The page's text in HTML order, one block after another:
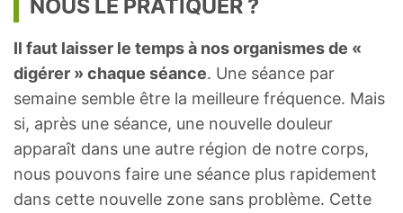
NOUS LE PRATIQUER ?
Il faut laisser le temps à nos organismes de «
digérer » chaque séance. Une séance par
semaine semble être la meilleure fréquence. Mais
si, après une séance, une nouvelle douleur
apparaît dans une autre région de notre corps,
nous pouvons faire une séance plus rapidement
dans cette nouvelle zone sans problème. Cette